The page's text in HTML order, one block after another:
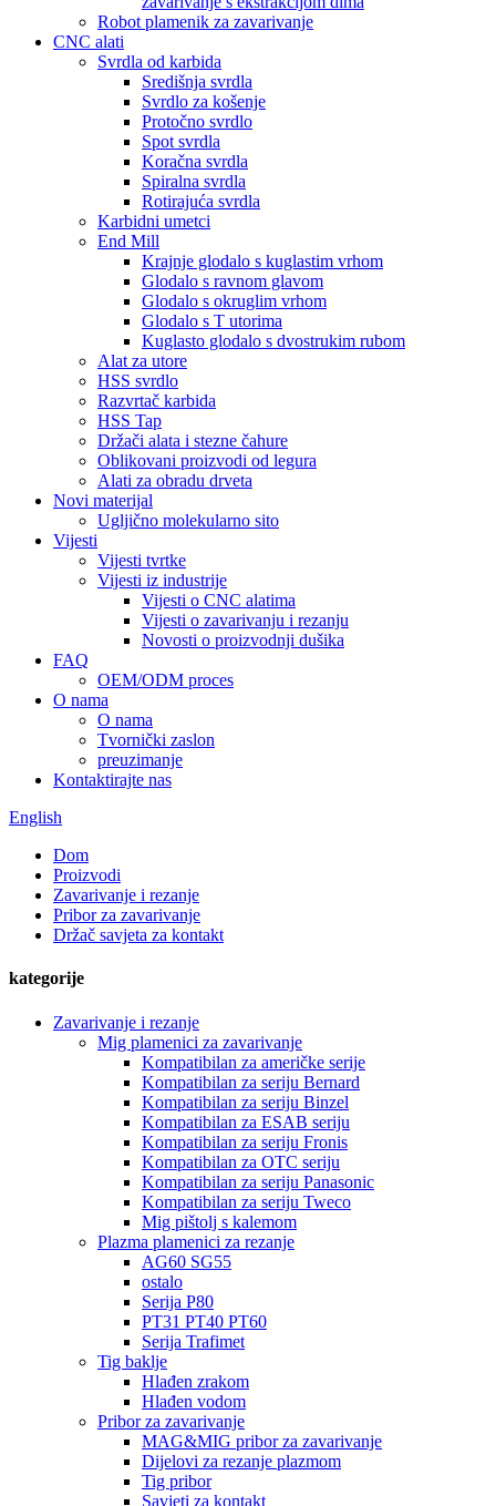
Robot plamenik za zavarivanje
CNC alati
Svrdla od karbida
Središnja svrdla
Svrdlo za košenje
Protočno svrdlo
Spot svrdla
Koračna svrdla
Spiralna svrdla
Rotirajuća svrdla
Karbidni umetci
End Mill
Krajnje glodalo s kuglastim vrhom
Glodalo s ravnom glavom
Glodalo s okruglim vrhom
Glodalo s T utorima
Kuglasto glodalo s dvostrukim rubom
Alat za utore
HSS svrdlo
Razvrtač karbida
HSS Tap
Držači alata i stezne čahure
Oblikovani proizvodi od legura
Alati za obradu drveta
Novi materijal
Ugljično molekularno sito
Vijesti
Vijesti tvrtke
Vijesti iz industrije
Vijesti o CNC alatima
Vijesti o zavarivanju i rezanju
Novosti o proizvodnji dušika
FAQ
OEM/ODM proces
O nama
O nama
Tvornički zaslon
preuzimanje
Kontaktirajte nas
English
Dom
Proizvodi
Zavarivanje i rezanje
Pribor za zavarivanje
Držač savjeta za kontakt
kategorije
Zavarivanje i rezanje
Mig plamenici za zavarivanje
Kompatibilan za američke serije
Kompatibilan za seriju Bernard
Kompatibilan za seriju Binzel
Kompatibilan za ESAB seriju
Kompatibilan za seriju Fronis
Kompatibilan za OTC seriju
Kompatibilan za seriju Panasonic
Kompatibilan za seriju Tweco
Mig pištolj s kalemom
Plazma plamenici za rezanje
AG60 SG55
ostalo
Serija P80
PT31 PT40 PT60
Serija Trafimet
Tig baklje
Hlađen zrakom
Hlađen vodom
Pribor za zavarivanje
MAG&MIG pribor za zavarivanje
Dijelovi za rezanje plazmom
Tig pribor
Savjeti za kontakt